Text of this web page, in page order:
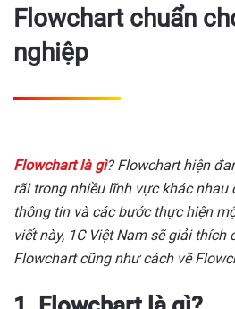
Flowchart chuẩn
nghiệp
Flowchart là gì? Flowchart hiện
rãi trong nhiều lĩnh vực khác nhau
thông tin và các bước thực hiện
viết này, 1C Việt Nam sẽ giải thích
Flowchart cũng như cách vẽ